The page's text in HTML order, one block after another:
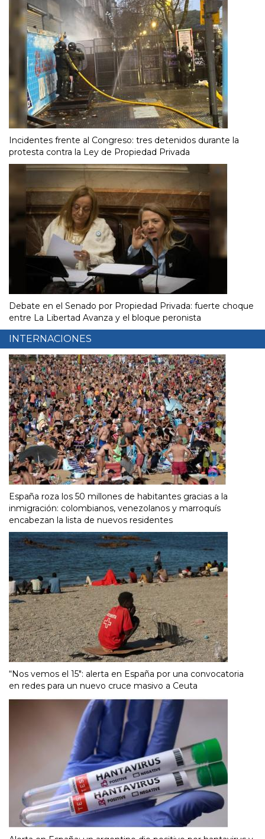
Incidentes frente al Congreso: tres detenidos durante la
protesta contra la Ley de Propiedad Privada
Debate en el Senado por Propiedad Privada: fuerte choque
entre La Libertad Avanza y el bloque peronista
INTERNACIONES
España roza los 50 millones de habitantes gracias a la
inmigración: colombianos, venezolanos y marroquís
encabezan la lista de nuevos residentes
“Nos vemos el 15″: alerta en España por una convocatoria
en redes para un nuevo cruce masivo a Ceuta